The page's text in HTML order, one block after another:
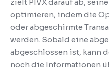
zielt PIVX darauf ab,
optimieren, indem die
oder abgeschirmte
werden. Sobald eine
abgeschlossen ist, kann
noch die Informationen